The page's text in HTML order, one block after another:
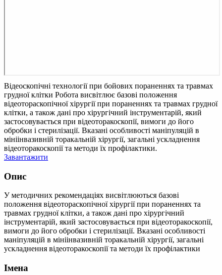
Відеоскопічні технології при бойових пораненнях та травмах
грудної клітки Робота висвітлює базові положення
відеотораскопічної хірургії при пораненнях та травмах грудної
клітки, а також дані про хірургічний інструментарій, який
застосовувається при відеоторакоскопії, вимоги до його
обробки і стерилізації. Вказані особливості маніпуляцій в
мініінвазивній торакальній хірургії, загальні ускладнення
відеоторакоскопії та методи їх профілактики.
Завантажити
Опис
У методичних рекомендаціях висвітлюються базові
положення відеотораскопічної хірургії при пораненнях та
травмах грудної клітки, а також дані про хірургічний
інструментарій, який застосовувається при відеоторакоскопії,
вимоги до його обробки і стерилізації. Вказані особливості
маніпуляцій в мініінвазивній торакальній хірургії, загальні
ускладнення відеоторакоскопії та методи їх профілактики
Імена